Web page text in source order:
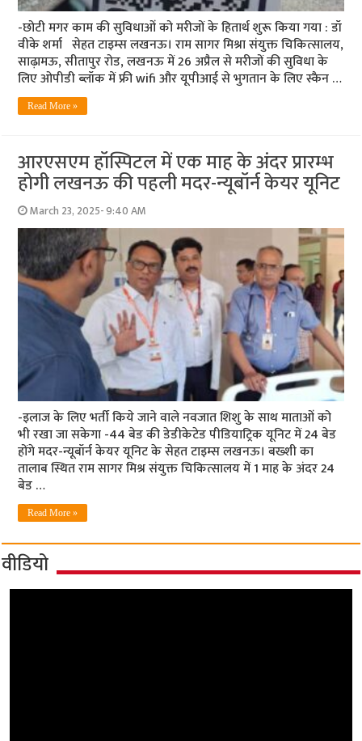
-छोटी मगर काम की सुविधाओं को मरीजों के हितार्थ शुरू किया गया : डॉ
वीके शर्मा सेहत टाइम्स लखनऊ। राम सागर मिश्रा संयुक्त चिकित्सालय,
साढ़ामऊ, सीतापुर रोड, लखनऊ में 26 अप्रैल से मरीजों की सुविधा के
लिए ओपीडी ब्लॉक में फ्री wifi और यूपीआई से भुगतान के लिए स्कैन …
Read More »
आरएसएम हॉस्पिटल में एक माह के अंदर प्रारम्भ
होगी लखनऊ की पहली मदर-न्यूबॉर्न केयर यूनिट
March 23, 2025- 9:40 AM
-इलाज के लिए भर्ती किये जाने वाले नवजात शिशु के साथ माताओं को
भी रखा जा सकेगा -44 बेड की डेडीकेटेड पीडियाट्रिक यूनिट में 24 बेड
होंगे मदर-न्यूबॉर्न केयर यूनिट के सेहत टाइम्स लखनऊ। बख्शी का
तालाब स्थित राम सागर मिश्र संयुक्त चिकित्सालय में 1 माह के अंदर 24
बेड …
Read More »
वीडियो